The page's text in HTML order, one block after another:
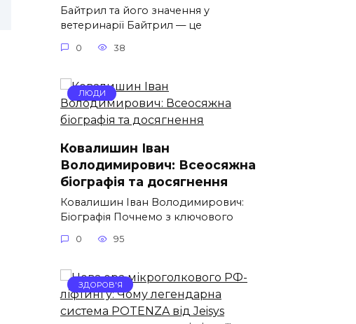
Байтрил та його значення у
ветеринарії Байтрил — це
0 38
ЛЮДИ
Ковалишин Іван
Володимирович: Всеосяжна
біографія та досягнення
Ковалишин Іван Володимирович:
Біографія Почнемо з ключового
0 95
ЗДОРОВ'Я